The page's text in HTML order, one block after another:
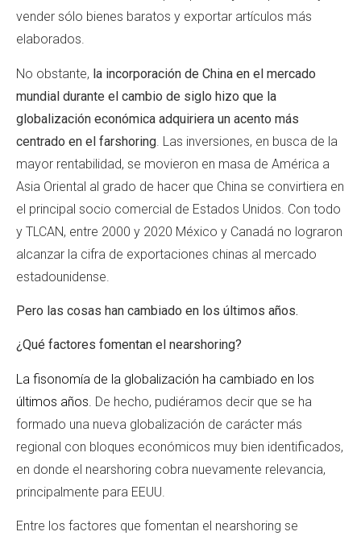
vender sólo bienes baratos y exportar artículos más
elaborados.
No obstante, la incorporación de China en el mercado
mundial durante el cambio de siglo hizo que la
globalización económica adquiriera un acento más
centrado en el farshoring . Las inversiones, en busca de la
mayor rentabilidad, se movieron en masa de América a
Asia Oriental al grado de hacer que China se convirtiera en
el principal socio comercial de Estados Unidos. Con todo
y TLCAN, entre 2000 y 2020 México y Canadá no lograron
alcanzar la cifra de exportaciones chinas al mercado
estadounidense.
Pero las cosas han cambiado en los últimos años.
¿Qué factores fomentan el nearshoring?
La fisonomía de la globalización ha cambiado en los
últimos años. De hecho, pudiéramos decir que se ha
formado una nueva globalización de carácter más
regional con bloques económicos muy bien identificados,
en donde el nearshoring cobra nuevamente relevancia,
principalmente para EEUU.
Entre los factores que fomentan el nearshoring se